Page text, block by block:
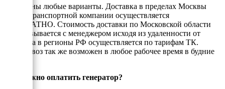
Возможны любые варианты. Доставка в пределах Москвы
или до транспортной компании осуществляется
БЕСПЛАТНО. Стоимость доставки по Московской области
согласовывается с менеджером исходя из удаленности от
МКАД, а в регионы РФ осуществляется по тарифам ТК.
Самовывоз так же возможен в любое рабочее время в будние
Как можно оплатить генератор?